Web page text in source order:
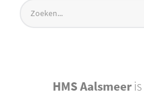
HMS Aalsmeeris